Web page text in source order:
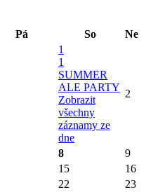
Pá So Ne
1
1
SUMMER
ALE PARTY
Zobrazit
všechny
záznamy ze
dne
2
8
9
15
16
22 23